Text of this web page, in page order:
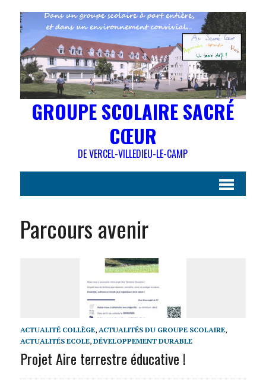
GROUPE SCOLAIRE SACRÉ
CŒUR
DE VERCEL-VILLEDIEU-LE-CAMP
Parcours avenir
ACTUALITÉ COLLÈGE, ACTUALITÉS DU GROUPE SCOLAIRE,
ACTUALITÉS ECOLE, DÉVELOPPEMENT DURABLE
Projet Aire terrestre éducative !